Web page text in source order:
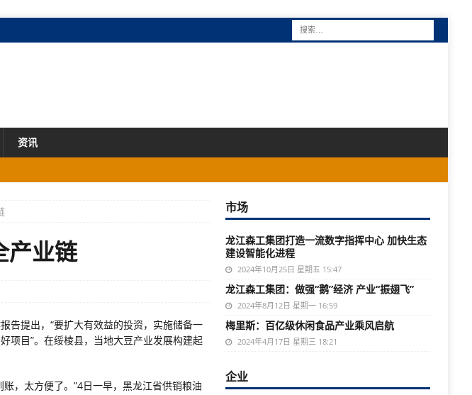
资讯
产业链
告提出，“要扩大有效益的投资，实施储备一
项目”。在绥棱县，当地大豆产业发展构建起
，太方便了。”4日一早，黑龙江省供销粮油
市场
龙江森工集团打造一流数字指挥中心 加快生态
建设智能化进程
2024年10月25日 星期五 15:47
龙江森工集团：做强“鹅”经济 产业“振翅飞”
2024年8月12日 星期一 16:59
梅里斯：百亿级休闲食品产业乘风启航
2024年4月17日 星期三 18:21
企业